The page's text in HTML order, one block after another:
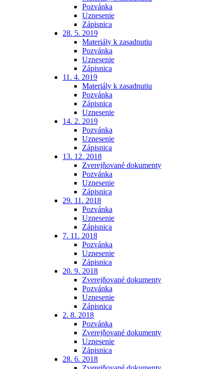
Pozvánka
Uznesenie
Zápisnica
28. 5. 2019
Materiály k zasadnutiu
Pozvánka
Uznesenie
Zápisnica
11. 4. 2019
Materiály k zasadnutiu
Pozvánka
Zápisnica
Uznesenie
14. 2. 2019
Pozvánka
Uznesenie
Zápisnica
13. 12. 2018
Zverejňované dokumenty
Pozvánka
Uznesenie
Zápisnica
29. 11. 2018
Pozvánka
Uznesenie
Zápisnica
7. 11. 2018
Pozvánka
Uznesenie
Zápisnica
20. 9. 2018
Zverejňované dokumenty
Pozvánka
Uznesenie
Zápisnica
2. 8. 2018
Pozvánka
Zverejňované dokumenty
Uznesenie
Zápisnica
28. 6. 2018